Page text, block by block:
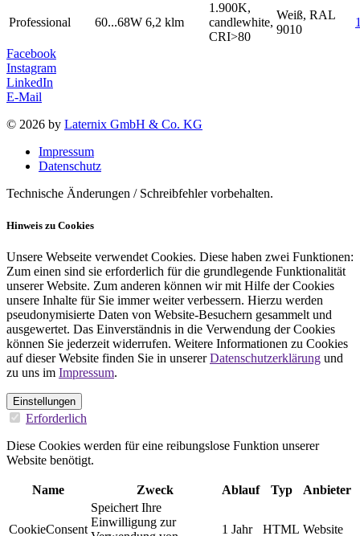
Professional 60...68W 6,2 klm
1.900K,
candlewhite,
CRI>80
Weiß, RAL
9010
Facebook
Instagram
LinkedIn
E-Mail
© 2026 by Laternix GmbH & Co. KG
Impressum
Datenschutz
Technische Änderungen / Schreibfehler vorbehalten.
Hinweis zu Cookies
Unsere Webseite verwendet Cookies. Diese haben zwei Funktionen:
Zum einen sind sie erforderlich für die grundlegende Funktionalität
unserer Website. Zum anderen können wir mit Hilfe der Cookies
unsere Inhalte für Sie immer weiter verbessern. Hierzu werden
pseudonymisierte Daten von Website-Besuchern gesammelt und
ausgewertet. Das Einverständnis in die Verwendung der Cookies
können Sie jederzeit widerrufen. Weitere Informationen zu Cookies
auf dieser Website finden Sie in unsererDatenschutzerklärung und
zu uns im Impressum.
Einstellungen
Erforderlich
Diese Cookies werden für eine reibungslose Funktion unserer
Website benötigt.
Name Zweck Ablauf Typ Anbieter
CookieConsent
Speichert Ihre
Einwilligung zur
1 Jahr HTML Website